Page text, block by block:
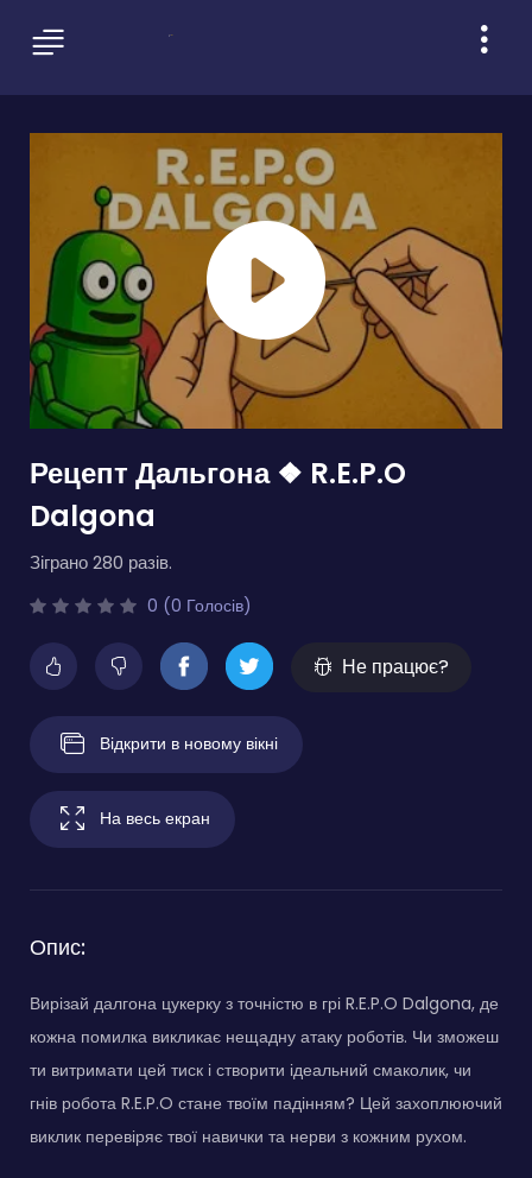
Рецепт Дальгона ❖ R.E.P.O
Dalgona
Зіграно 280 разів.
0 (0 Голосів)
Не працює?
Відкрити в новому вікні
На весь екран
Опис:
Вирізай далгона цукерку з точністю в грі R.E.P.O Dalgona, де
кожна помилка викликає нещадну атаку роботів. Чи зможеш
ти витримати цей тиск і створити ідеальний смаколик, чи
гнів робота R.E.P.O стане твоїм падінням? Цей захоплюючий
виклик перевіряє твої навички та нерви з кожним рухом.